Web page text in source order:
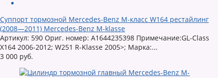
Суппорт тормозной Mercedes-Benz M-класс W164 рестайлинг
(2008—2011) Mercedes-Benz M-klasse
Артикул: 590 Ориг. номер: A1644235398 Примечание:GL-Class
X164 2006-2012; W251 R-Klasse 2005>; Марка:...
3 000 руб.